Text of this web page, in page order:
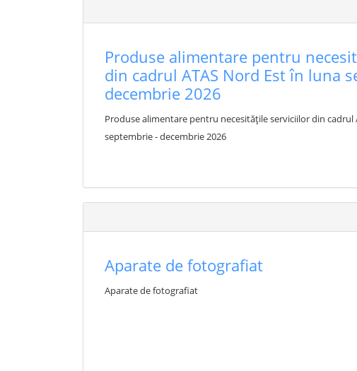
Produse alimentare pentru
din cadrul ATAS Nord Est în luna
decembrie 2026
Produse alimentare pentru necesitățile serviciilor din cadrul
septembrie - decembrie 2026
Aparate de fotografiat
Aparate de fotografiat